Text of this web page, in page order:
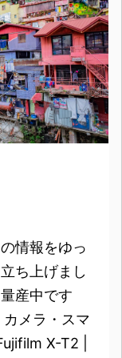
情報をゆっ
ち上げまし
産中です
メラ・スマ
X-T2 |